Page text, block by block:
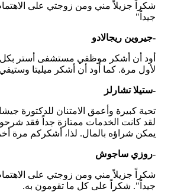
شكراً جزيلاً مني ومن زوجتي على
جيداً"
-جيروين ريجالادو
أود أن أشكر موظفي مستشفى أستر بكل
لأول مرة. كما أود أن أشكر ميليتا
-ستيلا تشارلز
تحية كبيرة وأعمق الامتنان للدكتورة
لقد كانت الخدمات ممتازة جداً فقد
يمكن شراؤه بالمال. لذا، أشكركم مرة
-روزي ساجوش
شكراً جزيلاً مني ومن زوجتي على
جيداً". شكراً على كل ما تقومون به.